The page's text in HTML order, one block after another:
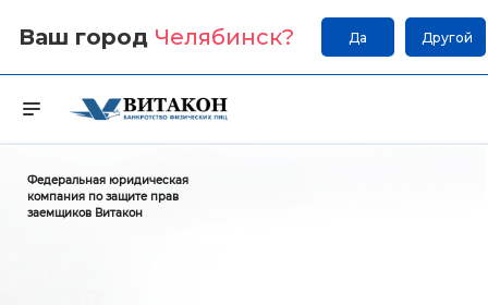
Ваш город Челябинск? Да Другой
Федеральная юридическая
компания по защите прав
заемщиков Витакон